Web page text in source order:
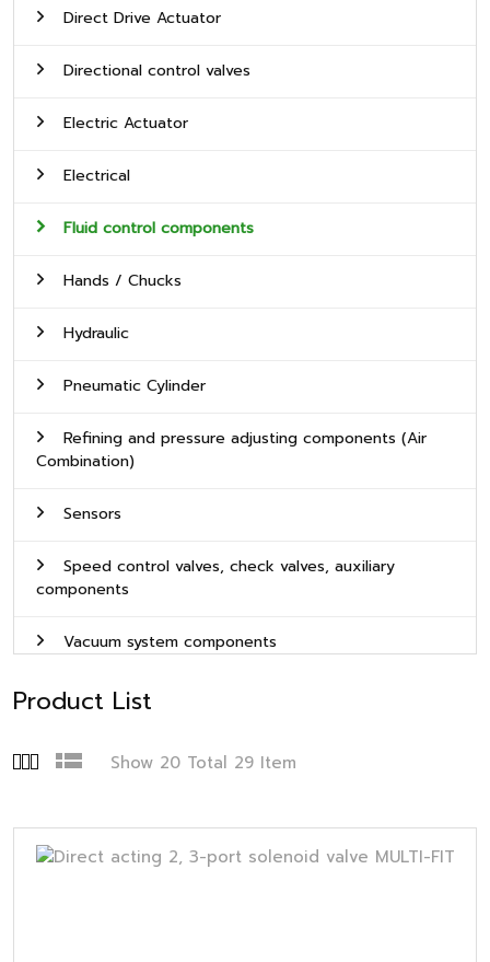
Direct Drive Actuator
Directional control valves
Electric Actuator
Electrical
Fluid control components
Hands / Chucks
Hydraulic
Pneumatic Cylinder
Refining and pressure adjusting components (Air
Combination)
Sensors
Speed control valves, check valves, auxiliary
components
Vacuum system components
Product List
Show 20 Total 29 Item